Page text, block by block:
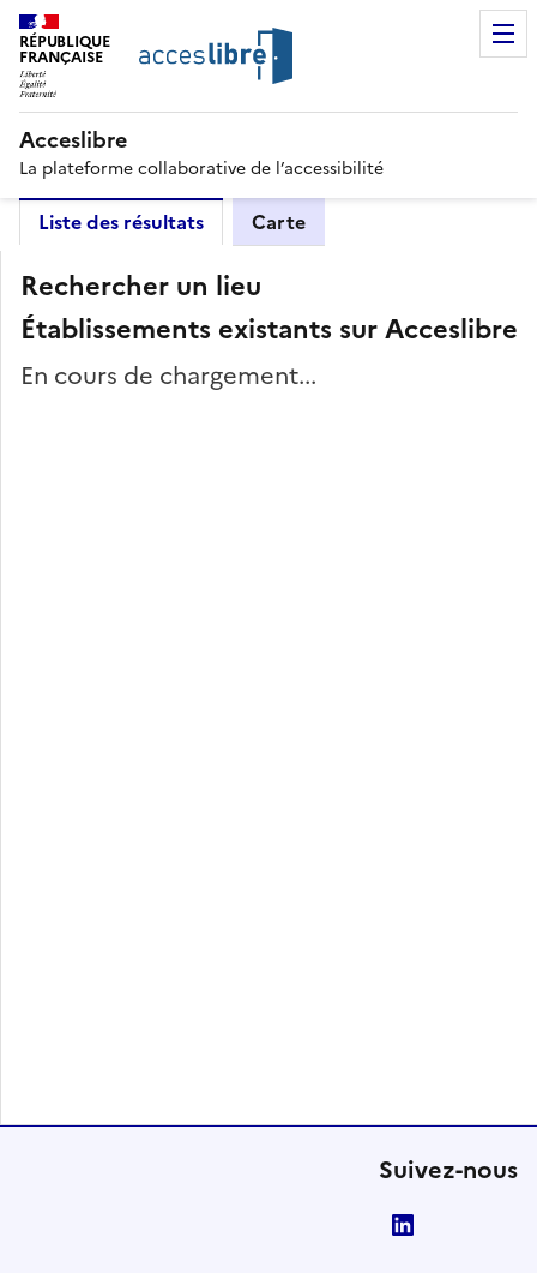
RÉPUBLIQUE
FRANÇAISE
Acceslibre
La plateforme collaborative de l’accessibilité
Liste des résultats Carte
Rechercher un lieu
Établissements existants sur Acceslibre
En cours de chargement...
Suivez-nous